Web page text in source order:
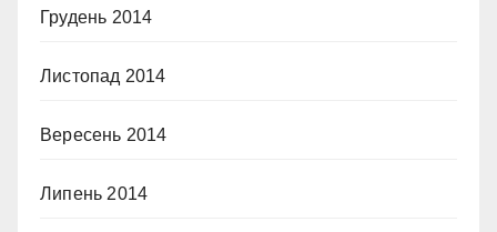
Грудень 2014
Листопад 2014
Вересень 2014
Липень 2014